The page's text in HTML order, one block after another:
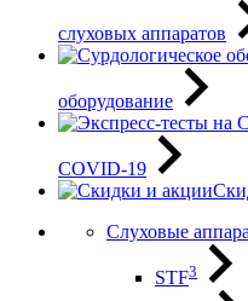
слуховых аппаратов
оборудование
COVID-19
Слуховые
STF3